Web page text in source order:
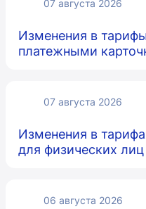
07 августа 2026
Изменения в
платежными
07 августа 2026
Изменения в
для физических лиц
06 августа 2026